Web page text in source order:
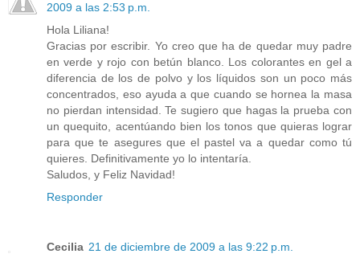
2009 a las 2:53 p.m.
Hola Liliana!
Gracias por escribir. Yo creo que ha de quedar muy padre
en verde y rojo con betún blanco. Los colorantes en gel a
diferencia de los de polvo y los líquidos son un poco más
concentrados, eso ayuda a que cuando se hornea la masa
no pierdan intensidad. Te sugiero que hagas la prueba con
un quequito, acentúando bien los tonos que quieras lograr
para que te asegures que el pastel va a quedar como tú
quieres. Definitivamente yo lo intentaría.
Saludos, y Feliz Navidad!
Responder
Cecilia 21 de diciembre de 2009 a las 9:22 p.m.